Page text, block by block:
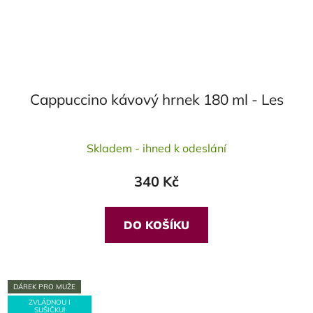
Cappuccino kávový hrnek 180 ml - Les
Skladem - ihned k odeslání
340 Kč
DO KOŠÍKU
DÁREK PRO MUŽE
ZVLÁDNOU I
SUŠIČKU!